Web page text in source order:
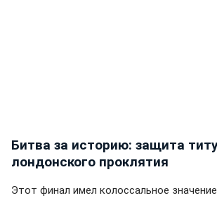
Битва за историю: защита
лондонского проклятия
Этот финал имел колоссальное